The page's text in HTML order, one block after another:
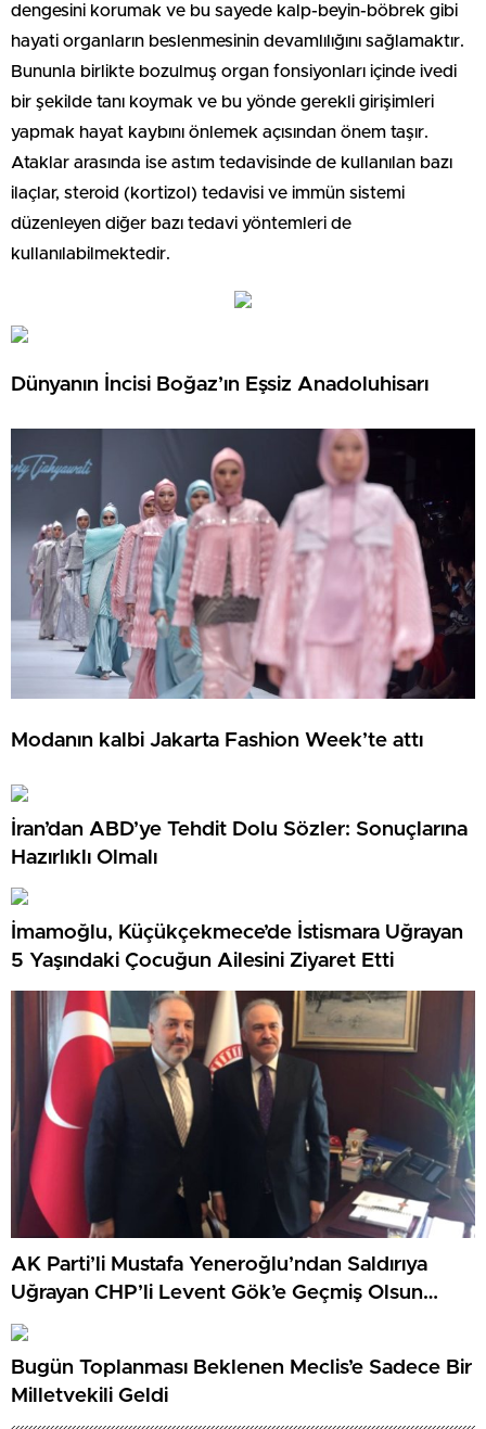
dengesini korumak ve bu sayede kalp-beyin-böbrek gibi
hayati organların beslenmesinin devamlılığını sağlamaktır.
Bununla birlikte bozulmuş organ fonsiyonları içinde ivedi
bir şekilde tanı koymak ve bu yönde gerekli girişimleri
yapmak hayat kaybını önlemek açısından önem taşır.
Ataklar arasında ise astım tedavisinde de kullanılan bazı
ilaçlar, steroid (kortizol) tedavisi ve immün sistemi
düzenleyen diğer bazı tedavi yöntemleri de
kullanılabilmektedir.
Dünyanın İncisi Boğaz’ın Eşsiz Anadoluhisarı
Modanın kalbi Jakarta Fashion Week’te attı
İran’dan ABD’ye Tehdit Dolu Sözler: Sonuçlarına
Hazırlıklı Olmalı
İmamoğlu, Küçükçekmece’de İstismara Uğrayan
5 Yaşındaki Çocuğun Ailesini Ziyaret Etti
AK Parti’li Mustafa Yeneroğlu’ndan Saldırıya
Uğrayan CHP’li Levent Gök’e Geçmiş Olsun
Ziyareti
Bugün Toplanması Beklenen Meclis’e Sadece Bir
Milletvekili Geldi